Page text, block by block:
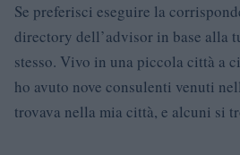
Se preferisci eseguire la
directory dell’advisor in base alla
stesso. Vivo in una piccola città a
ho avuto nove consulenti venuti
trovava nella mia città, e alcuni si